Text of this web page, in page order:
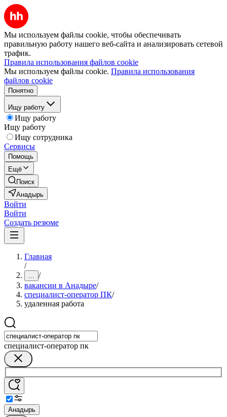
Мы используем файлы cookie, чтобы обеспечивать
правильную работу нашего веб-сайта и анализировать сетевой
трафик.
Правила использования файлов cookie
Мы используем файлы cookie. Правила использования
файлов cookie
Понятно
Ищу работу
Ищу работу
Ищу работу
Ищу сотрудника
Сервисы
Помощь
Ещё
Поиск
Анадырь
Войти
Войти
Создать резюме
Главная
/
... /
вакансии в Анадыре/
специалист-оператор ПК/
удаленная работа
специалист-оператор пк
Анадырь